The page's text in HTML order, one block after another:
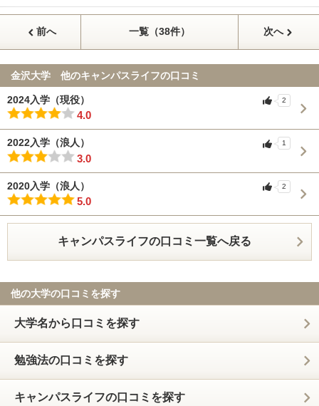
前へ 一覧（38件） 次へ
金沢大学 他のキャンパスライフの口コミ
2024入学（現役）
4.0
2
2022入学（浪人）
3.0
1
2020入学（浪人）
5.0
2
キャンパスライフの口コミ一覧へ戻る
他の大学の口コミを探す
大学名から口コミを探す
勉強法の口コミを探す
キャンパスライフの口コミを探す